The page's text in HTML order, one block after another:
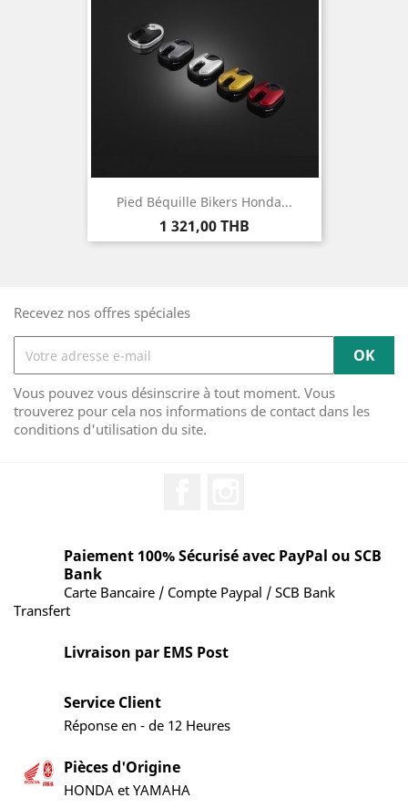
Pied Béquille Bikers Honda...
Prix
1 321,00 THB
Recevez nos offres spéciales
Vous pouvez vous désinscrire à tout moment. Vous
trouverez pour cela nos informations de contact dans les
conditions d'utilisation du site.
Paiement 100% Sécurisé avec PayPal ou SCB
Bank
Carte Bancaire / Compte Paypal / SCB Bank
Transfert
Livraison par EMS Post
Service Client
Réponse en - de 12 Heures
Pièces d'Origine
HONDA et YAMAHA